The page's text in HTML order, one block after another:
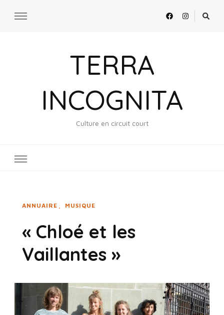
TERRA
INCOGNITA
Culture en circuit court
ANNUAIRE MUSIQUE
« Chloé et les
Vaillantes »